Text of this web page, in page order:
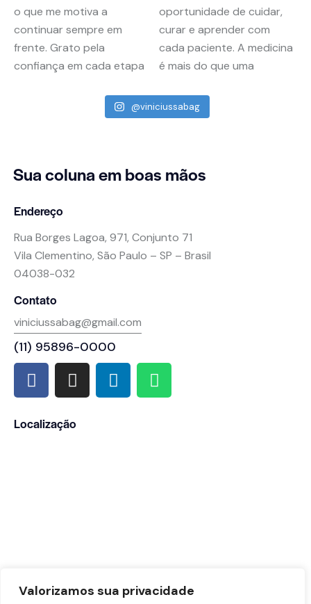
Valorizamos sua privacidade
@viniciussabag
Sua colunaem boas mãos
Endereço
Rua Borges Lagoa, 971, Conjunto 71
Vila Clementino, São Paulo – SP – Brasil
04038-032
Contato
viniciussabag@gmail.com
(11) 95896-0000
Localização